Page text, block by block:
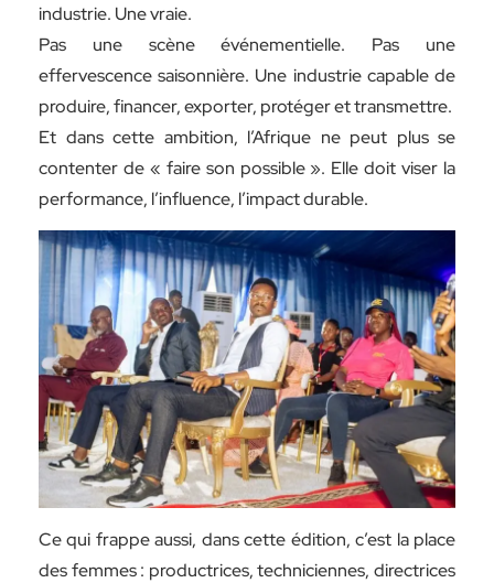
industrie. Une vraie.
Pas une scène événementielle. Pas une
effervescence saisonnière. Une industrie capable de
produire, financer, exporter, protéger et transmettre.
Et dans cette ambition, l’Afrique ne peut plus se
contenter de « faire son possible ». Elle doit viser la
performance, l’influence, l’impact durable.
Ce qui frappe aussi, dans cette édition, c’est la place
des femmes : productrices, techniciennes, directrices